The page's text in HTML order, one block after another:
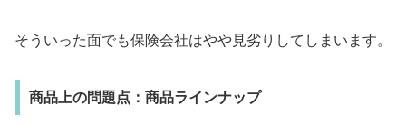
そういった面でも保険会社はやや見劣りしてしまいます。
商品上の問題点：商品ラインナップ